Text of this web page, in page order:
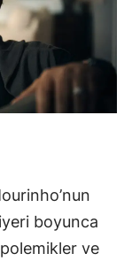
boyunca
polemikler ve